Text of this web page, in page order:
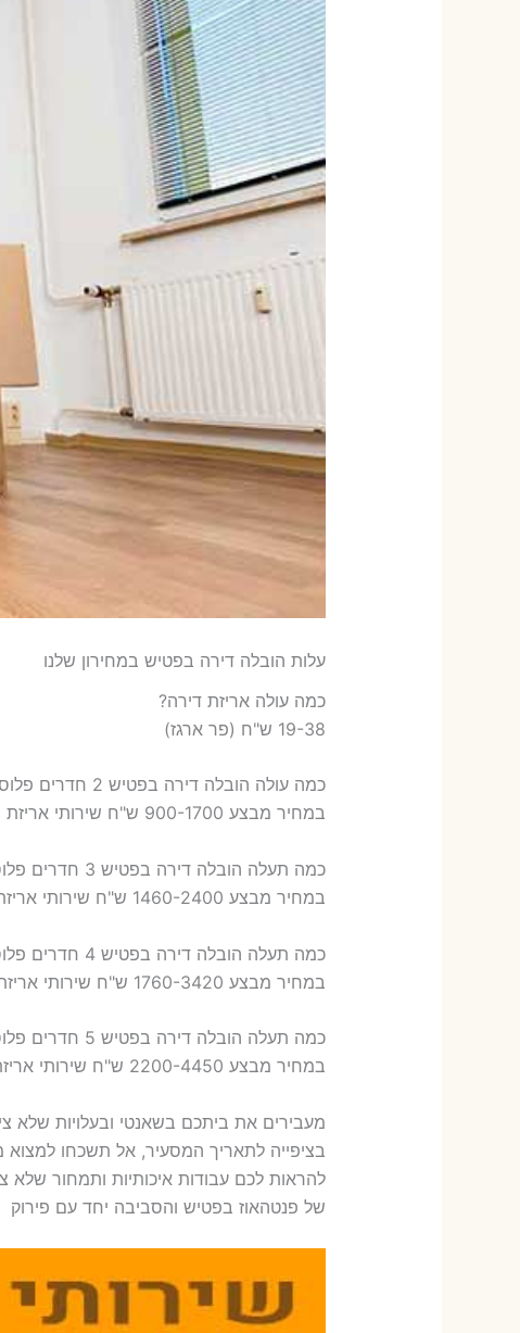
עלות הובלה דירה בפטיש במחירון שלנו
כמה עולה אריזת דירה​?
19-38 ש"ח (פר ארגז)
כמה עולה הובלה דירה בפטיש 2 חדרים פלוס עלות אריזת דירה ?
במחיר מבצע 900-1700 ש"ח שירותי אריזת שני חדרים – 700-900 ש"ח
כמה תעלה הובלה דירה בפטיש 3 חדרים פלוס עלות אריזת דירה ?
במחיר מבצע 1460-2400 ש"ח שירותי אריזת שלושה חדרים – 1,000-1,200 ש"ח
כמה תעלה הובלה דירה בפטיש 4 חדרים פלוס עלות אריזת דירה ?
במחיר מבצע 1760-3420 ש"ח שירותי אריזת ארבעה חדרים – 1,600-1,800 ש"ח
כמה תעלה הובלה דירה בפטיש 5 חדרים פלוס עלות אריזת דירה ?
במחיר מבצע 2200-4450 ש"ח שירותי אריזת חמישה חדרים – 1,900-2,100 ש"ח
מעבירים את ביתכם בשאנטי ובעלויות
בציפייה לתאריך המסעיר, אל תשכחו
להראות לכם עבודות איכותיות ותמחור שלא
של פנטהאוז בפטיש והסביבה יחד עם פירוק